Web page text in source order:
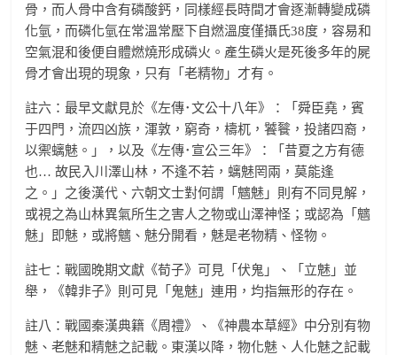
骨，而人骨中含有磷酸鈣，同樣經長時間才會逐漸轉變成磷
化氫，而磷化氫在常溫常壓下自燃溫度僅攝氏38度，容易和
空氣混和後便自體燃燒形成磷火。產生磷火是死後多年的屍
骨才會出現的現象，只有「老精物」才有。
註六：最早文獻見於《左傳･文公十八年》：「舜臣堯，賓
于四門，流四凶族，渾敦，窮奇，檮杌，饕餮，投諸四裔，
以禦螭魅。」，以及《左傳･宣公三年》：「昔夏之方有德
也… 故民入川澤山林，不逢不若，螭魅罔兩，莫能逢
之。」之後漢代、六朝文士對何謂「魑魅」則有不同見解，
或視之為山林異氣所生之害人之物或山澤神怪；或認為「魑
魅」即魅，或將魑、魅分開看，魅是老物精、怪物。
註七：戰國晚期文獻《荀子》可見「伏鬼」、「立魅」並
舉，《韓非子》則可見「鬼魅」連用，均指無形的存在。
註八：戰國秦漢典籍《周禮》、《神農本草經》中分別有物
魅、老魅和精魅之記載。東漢以降，物化魅、人化魅之記載